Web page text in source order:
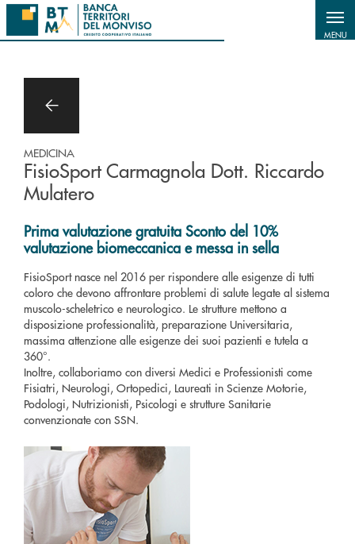
Salta al contenuto principale
MENU
MEDICINA
FisioSport Carmagnola Dott. Riccardo
Mulatero
Prima valutazione gratuita Sconto del 10%
valutazione biomeccanica e messa in sella
FisioSport nasce nel 2016 per rispondere alle esigenze di tutti
coloro che devono affrontare problemi di salute legate al sistema
muscolo-scheletrico e neurologico. Le strutture mettono a
disposizione professionalità, preparazione Universitaria,
massima attenzione alle esigenze dei suoi pazienti e tutela a
360°.
Inoltre, collaboriamo con diversi Medici e Professionisti come
Fisiatri, Neurologi, Ortopedici, Laureati in Scienze Motorie,
Podologi, Nutrizionisti, Psicologi e strutture Sanitarie
convenzionate con SSN.